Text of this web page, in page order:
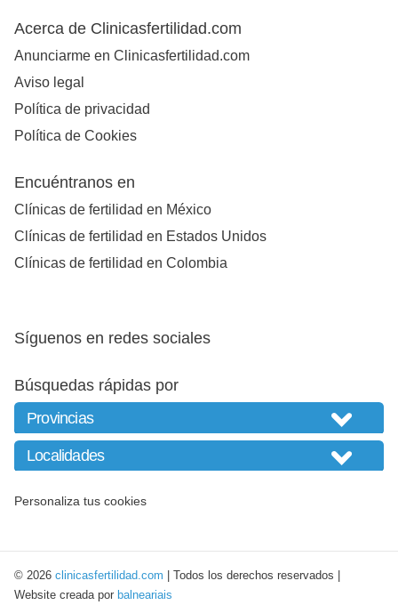
Acerca de Clinicasfertilidad.com
Anunciarme en Clinicasfertilidad.com
Aviso legal
Política de privacidad
Política de Cookies
Encuéntranos en
Clínicas de fertilidad en México
Clínicas de fertilidad en Estados Unidos
Clínicas de fertilidad en Colombia
Síguenos en redes sociales
Búsquedas rápidas por
Personaliza tus cookies
© 2026 clinicasfertilidad.com | Todos los derechos reservados |
Website creada por balneariais